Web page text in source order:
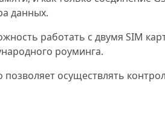
данных.
работать с двумя SIM
роуминга.
позволяет осуществлять